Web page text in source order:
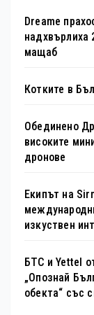
Dreame
надхвърлиха
мащаб
Котките в
Обединено
високите
дронове
Екипът на
изкуствен
БТС и Yettel
„Опознай
обекта“ със